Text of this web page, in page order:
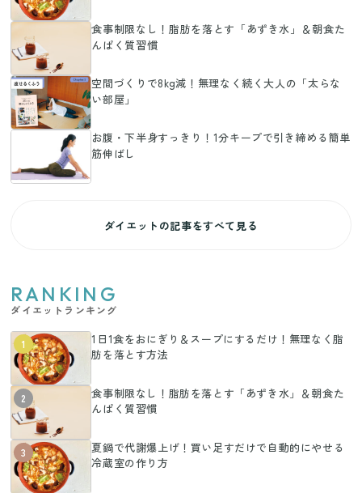
食事制限なし！脂肪を落とす「あずき水」＆朝食た
んぱく質習慣
空間づくりで8kg減！無理なく続く大人の「太らな
い部屋」
お腹・下半身すっきり！1分キープで引き締める簡単
筋伸ばし
ダイエットの記事をすべて見る
RANKING
ダイエットランキング
1
1日1食をおにぎり＆スープにするだけ！無理なく脂
肪を落とす方法
2
食事制限なし！脂肪を落とす「あずき水」＆朝食た
んぱく質習慣
3
夏鍋で代謝爆上げ！買い足すだけで自動的にやせる
冷蔵室の作り方